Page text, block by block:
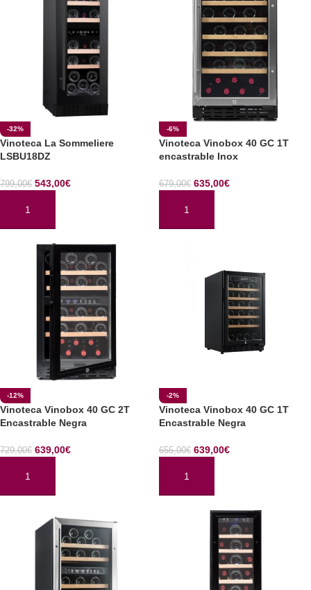
-32%
Vinoteca La Sommeliere
LSBU18DZ
799,00€ 543,00€
AÑADIR AL CARRITO
-6%
Vinoteca Vinobox 40 GC 1T
encastrable Inox
679,00€ 635,00€
AÑADIR AL CARRITO
-12%
Vinoteca Vinobox 40 GC 2T
Encastrable Negra
729,00€ 639,00€
AÑADIR AL CARRITO
-2%
Vinoteca Vinobox 40 GC 1T
Encastrable Negra
655,00€ 639,00€
AÑADIR AL CARRITO